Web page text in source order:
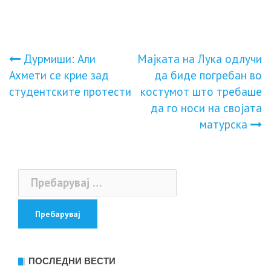
Навигација
на
Дурмиши: Али
Ахмети се крие зад
студентските протести
Мајката на Лука одлучи
да биде погребан во
костумот што требаше
да го носи на својата
матурска
Пребарувај
за:
ПОСЛЕДНИ ВЕСТИ